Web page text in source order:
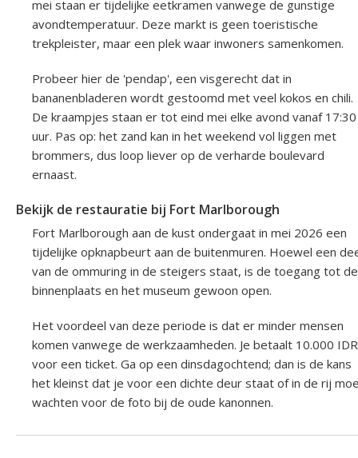
mei staan er tijdelijke eetkramen vanwege de gunstige
avondtemperatuur. Deze markt is geen toeristische
trekpleister, maar een plek waar inwoners samenkomen.
Probeer hier de 'pendap', een visgerecht dat in
bananenbladeren wordt gestoomd met veel kokos en chili.
De kraampjes staan er tot eind mei elke avond vanaf 17:30
uur. Pas op: het zand kan in het weekend vol liggen met
brommers, dus loop liever op de verharde boulevard
ernaast.
Bekijk de restauratie bij Fort Marlborough
Fort Marlborough aan de kust ondergaat in mei 2026 een
tijdelijke opknapbeurt aan de buitenmuren. Hoewel een
van de ommuring in de steigers staat, is de toegang tot de
binnenplaats en het museum gewoon open.
Het voordeel van deze periode is dat er minder mensen
komen vanwege de werkzaamheden. Je betaalt 10.000 IDR
voor een ticket. Ga op een dinsdagochtend; dan is de kans
het kleinst dat je voor een dichte deur staat of in de rij
wachten voor de foto bij de oude kanonnen.